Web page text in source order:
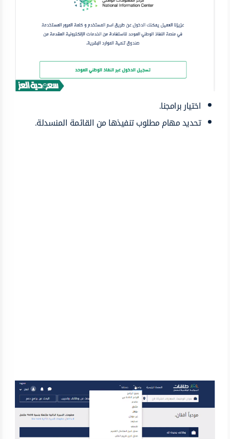
اختيار برامجنا.
تحديد مهام مطلوب تنفيذها من القائمة المنسدلة.